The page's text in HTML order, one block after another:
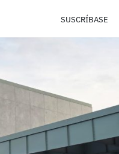
SUSCRÍBASE